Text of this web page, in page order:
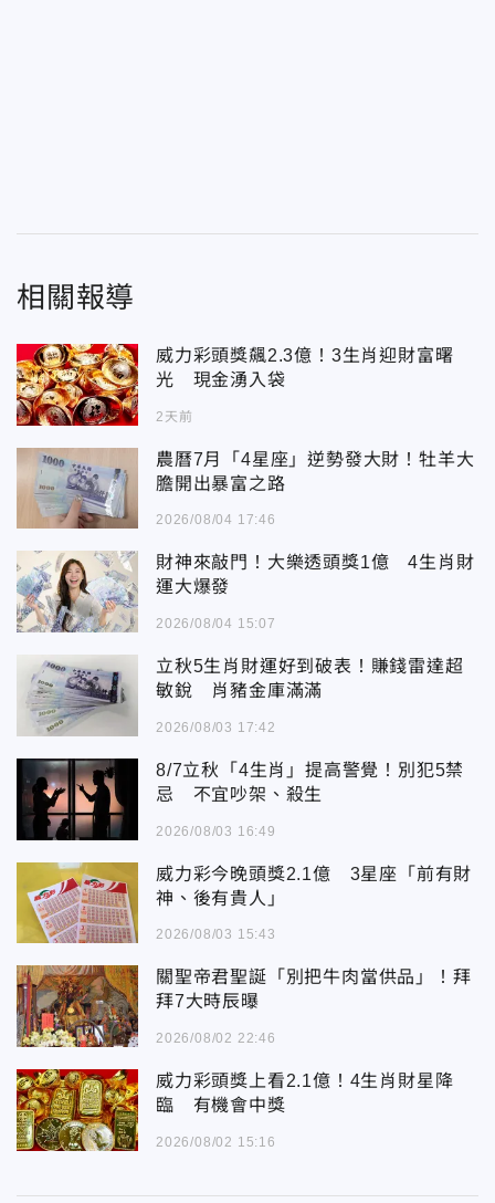
相關報導
威力彩頭獎飆2.3億！3生肖迎財富曙
光 現金湧入袋
2天前
農曆7月「4星座」逆勢發大財！牡羊大
膽開出暴富之路
2026/08/04 17:46
財神來敲門！大樂透頭獎1億 4生肖財
運大爆發
2026/08/04 15:07
立秋5生肖財運好到破表！賺錢雷達超
敏銳 肖豬金庫滿滿
2026/08/03 17:42
8/7立秋「4生肖」提高警覺！別犯5禁
忌 不宜吵架、殺生
2026/08/03 16:49
威力彩今晚頭獎2.1億 3星座「前有財
神、後有貴人」
2026/08/03 15:43
關聖帝君聖誕「別把牛肉當供品」！拜
拜7大時辰曝
2026/08/02 22:46
威力彩頭獎上看2.1億！4生肖財星降
臨 有機會中獎
2026/08/02 15:16